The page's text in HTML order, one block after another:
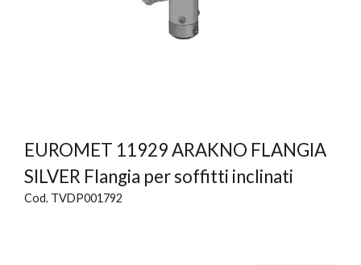
EUROMET 11929 ARAKNO FLANGIA
SILVER Flangia per soffitti inclinati
Cod. TVDP001792